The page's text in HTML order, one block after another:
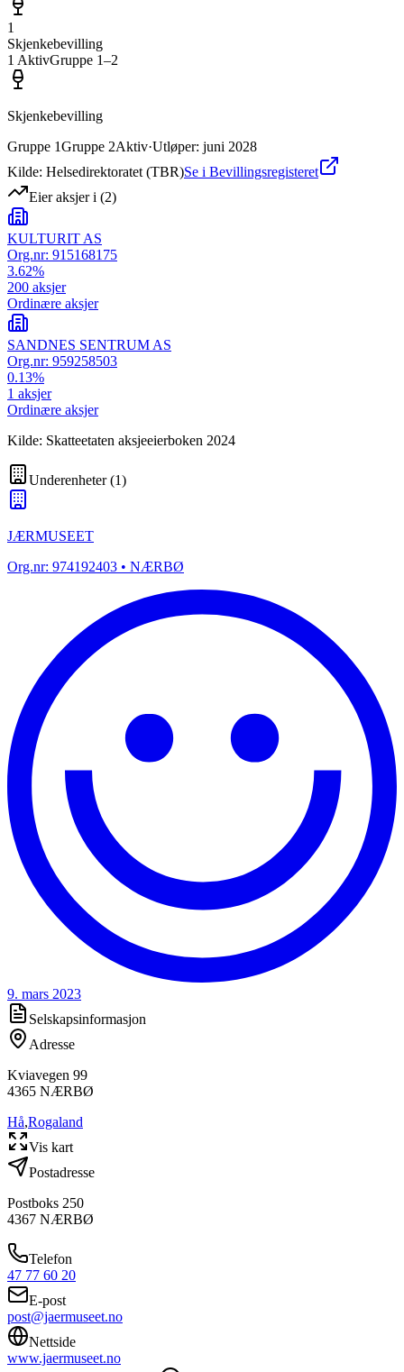
1
Skjenkebevilling
1 AktivGruppe 1–2
Skjenkebevilling
Gruppe 1Gruppe 2Aktiv·Utløper: juni 2028
Kilde: Helsedirektoratet (TBR)Se i Bevillingsregisteret
Eier aksjer i (2)
KULTURIT AS
Org.nr: 915168175
3.62%
200 aksjer
Ordinære aksjer
SANDNES SENTRUM AS
Org.nr: 959258503
0.13%
1 aksjer
Ordinære aksjer
Kilde: Skatteetaten aksjeeierboken 2024
Underenheter(1)
JÆRMUSEET
Org.nr: 974192403 • NÆRBØ
9. mars 2023
Selskapsinformasjon
Adresse
Kviavegen 99
4365 NÆRBØ
Hå,Rogaland
Vis kart
Postadresse
Postboks 250
4367 NÆRBØ
Telefon
47 77 60 20
E-post
post@jaermuseet.no
Nettside
www.jaermuseet.no